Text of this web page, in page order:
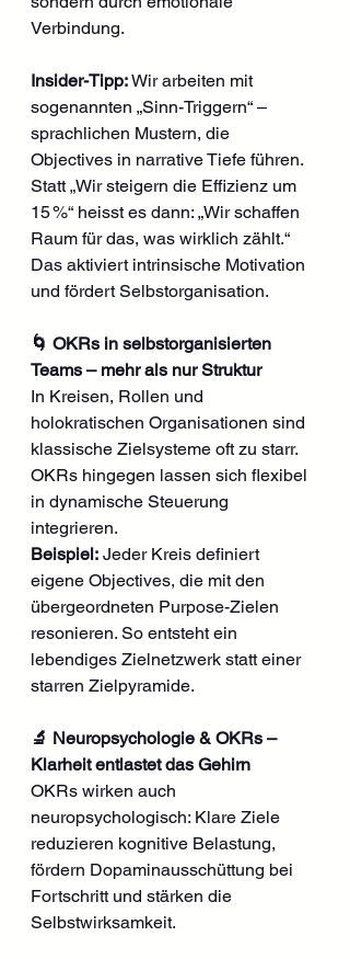
Verbindung.
Insider-Tipp: Wir arbeiten mit
sogenannten „Sinn-Triggern“ –
sprachlichen Mustern, die
Objectives in narrative Tiefe führen.
Statt „Wir steigern die Effizienz um
15 %“ heisst es dann: „Wir schaffen
Raum für das, was wirklich zählt.“
Das aktiviert intrinsische Motivation
und fördert Selbstorganisation.
🌀 OKRs in selbstorganisierten
Teams – mehr als nur Struktur
In Kreisen, Rollen und
holokratischen Organisationen sind
klassische Zielsysteme oft zu starr.
OKRs hingegen lassen sich flexibel
in dynamische Steuerung
integrieren.
Beispiel: Jeder Kreis definiert
eigene Objectives, die mit den
übergeordneten Purpose-Zielen
resonieren. So entsteht ein
lebendiges Zielnetzwerk statt einer
starren Zielpyramide.
🔬 Neuropsychologie & OKRs –
Klarheit entlastet das Gehirn
OKRs wirken auch
neuropsychologisch: Klare Ziele
reduzieren kognitive Belastung,
fördern Dopaminausschüttung bei
Fortschritt und stärken die
Selbstwirksamkeit.